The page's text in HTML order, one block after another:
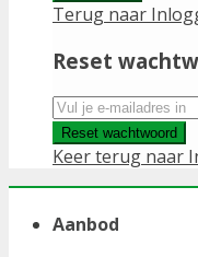
Terug naar
Reset
Reset wachtwoord
Keer terug naar
Aanbod